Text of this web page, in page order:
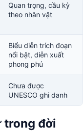
Quan trọng, cầu kỳ
theo nhân vật
Biểu diễn trích đoạn
nổi bật, diễn xuất
phong phú
Chưa được
UNESCO ghi danh
trong đời